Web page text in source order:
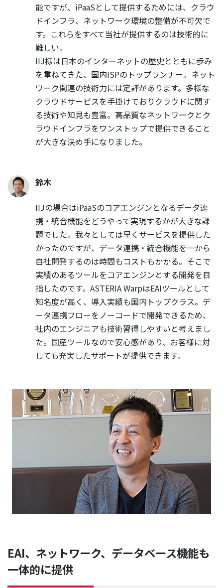
能ですが、iPaaSとして提供するためには、クラウ
ドインフラ、ネットワーク環境の整備が不可欠で
す。これらをすべて当社が提供するのは技術的に
難しい。
IIJ様は日本のインターネットの歴史とともに歩み
を重ねてきた、国内ISPのトップランナー。ネット
ワーク関連の技術力には定評があります。多様な
クラウドサービスを手掛けておりクラウドに関す
る技術や知見も豊富。高品質なネットワークとク
ラウドインフラをワンストップで提供できること
が大きな決め手になりました。
鈴木
IIJの場合はiPaaSのコアエンジンとなるデータ連
携・統合機能をどうやって実現するかが大きな課
題でした。我々としては早くサービスを提供した
かったのですが、データ連携・統合機能を一から
自社開発するのは時間もコストもかかる。そこで
実績のあるツールをコアエンジンとする開発を目
指したのです。ASTERIA WarpはEAIツールとして
知名度が高く、導入実績も国内トップクラス。デ
ータ連携フローをノーコードで開発できるため、
社内のエンジニアも技術習得しやすいと考えまし
た。国産ツールなので安心感があり、お客様に対
しても充実したサポートが提供できます。
EAI、ネットワーク、データベース機能も
一体的に提供